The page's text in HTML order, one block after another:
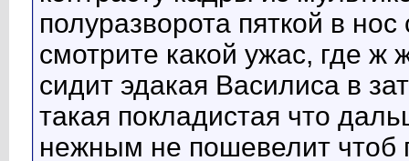
полуразворота пяткой в
смотрите какой ужас, где ж
сидит эдакая Василиса в
такая покладистая что
нежным не пошевелит чтоб